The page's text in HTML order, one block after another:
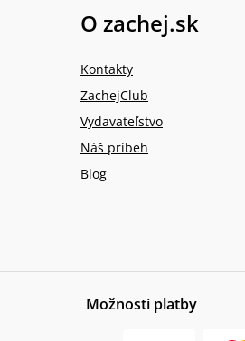
O zachej.sk
Kontakty
ZachejClub
Vydavateľstvo
Náš príbeh
Blog
Možnosti platby